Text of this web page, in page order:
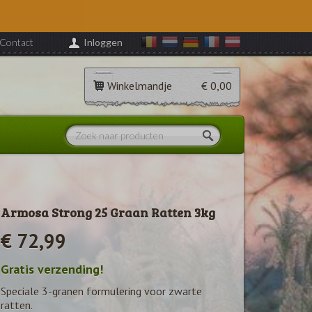
Contact Inloggen
Winkelmandje € 0,00
Armosa Strong 25 Graan Ratten 3kg
€ 72,99
Gratis verzending!
Speciale 3-granen formulering voor zwarte
ratten.